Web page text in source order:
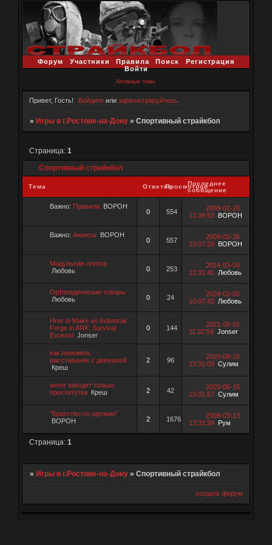
Форум Участники Правила Поиск
Регистрация
Войти
Активные темы
Привет, Гость! Войдите илизарегистрируйтесь
» Игры в г.Ростове-на-Дону » Спортивный страйкбол
Спортивный страйкбол
Страница: 1
Тема ОтветовПросмотров
Последнее
сообщение
Важно: Правила ВОРОН
0 554
2009-02-26
13:09:53 ВОРОН
Важно: Анонсы ВОРОН
0 557
2009-02-26
13:07:28 ВОРОН
Модульная плитка
Любовь
0 253
2024-03-09
22:31:40 Любовь
Ортопедические товары
Любовь
0 24
2024-02-05
10:07:42 Любовь
How to Make an Industrial
Forge in ARK: Survival
Evolved Jonser
0 144
2021-06-02
11:32:59 Jonser
как пережить
расставание с девушкой
Креш
2 96
2020-08-15
23:31:03 Сулим
меня заводят только
проститутки Креш 2 42
2020-08-15
23:01:57 Сулим
"Братство по оружию"
ВОРОН
2 1676
2009-03-13
13:31:39 Рум
Страница: 1
» Игры в г.Ростове-на-Дону » Спортивный страйкбол
создать форум